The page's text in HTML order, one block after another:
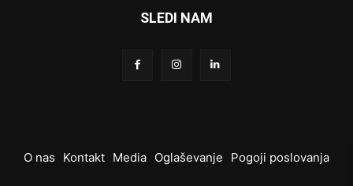
SLEDI NAM
O nas Kontakt Media Oglaševanje Pogoji poslovanja